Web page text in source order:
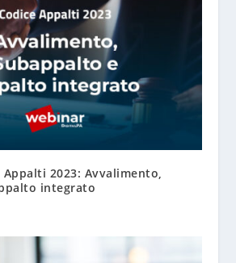
2023: Avvalimento,
integrato